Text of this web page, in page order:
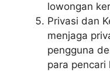
lowongan
Privasi dan
menjaga
pengguna
para